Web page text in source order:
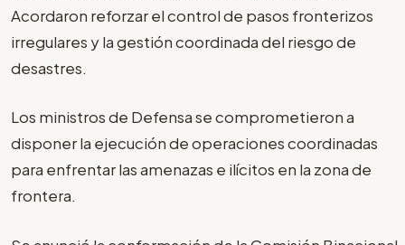
Acordaron reforzar el control de pasos fronterizos
irregulares y la gestión coordinada del riesgo de
desastres.
Los ministros de Defensa se comprometieron a
disponer la ejecución de operaciones coordinadas
para enfrentar las amenazas e ilícitos en la zona de
frontera.